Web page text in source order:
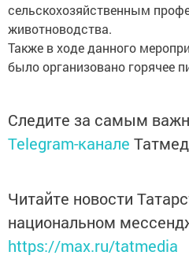
сельскохозяйственным
животноводства.
Также в ходе данного
было организовано горячее
Следите за самым
Telegram-канале
Читайте новости
национальном
https://max.ru/tatmedia